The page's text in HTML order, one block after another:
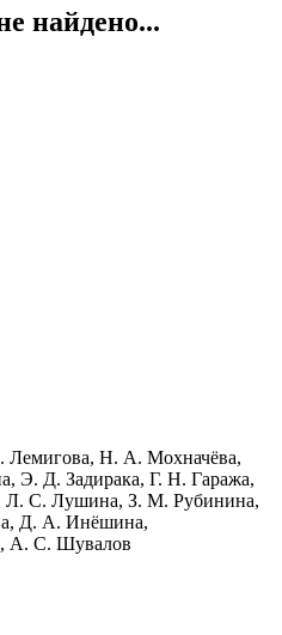
найдено...
Н. А. Мохначёва,
Э. Д. Задирака, Г. Н. Гаража,
Л. С. Лушина, З. М. Рубинина,
Д. А. Инёшина,
А. С. Шувалов